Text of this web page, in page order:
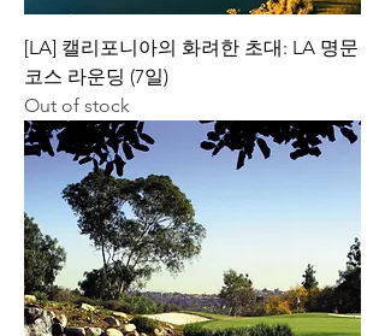
[LA] 캘리포니아의 화려한 초대: LA 명문
코스 라운딩 (7일)
Out of stock